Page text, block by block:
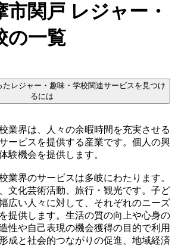
市関戸 レジャー・
の一覧
たレジャー・趣味・学校関連サービスを見つけ
るには
業界は、人々の余暇時間を充実させる
ービスを提供する産業です。個人の興
験機会を提供します。
業界のサービスは多岐にわたります。
文化芸術活動、旅行・観光です。子ど
広い人々に対して、それぞれのニーズ
提供します。生活の質の向上や心身の
性や自己表現の機会獲得の目的で利用
成と社会的つながりの促進、地域経済